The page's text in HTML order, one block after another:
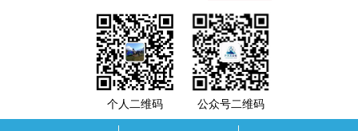
个人二维码 公众号二维码